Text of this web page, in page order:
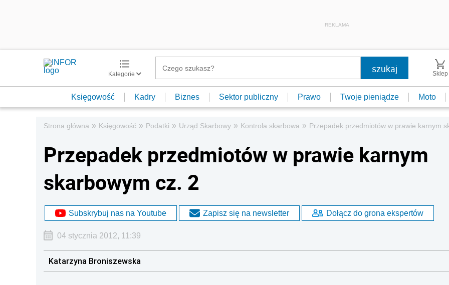
REKLAMA
Kategorie Sklep
Księgowość Kadry Biznes Sektor publiczny Prawo Twoje pieniądze Moto
Strona główna » Księgowość » Podatki » Urząd Skarbowy » Kontrola skarbowa » Przepadek przedmiotów w prawie karnym
Przepadek przedmiotów w prawie karnym
skarbowym cz. 2
Subskrybuj nas na Youtube Zapisz się na newsletter Dołącz do grona ekspertów
04 stycznia 2012, 11:39
Katarzyna Broniszewska